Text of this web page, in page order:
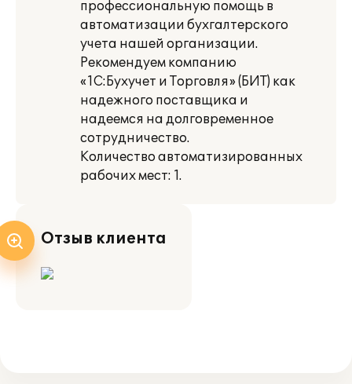
профессиональную помощь в
автоматизации бухгалтерского
учета нашей организации.
Рекомендуем компанию
«1С:Бухучет и Торговля» (БИТ) как
надежного поставщика и
надеемся на долговременное
сотрудничество.
Количество автоматизированных
рабочих мест: 1.
Отзыв клиента